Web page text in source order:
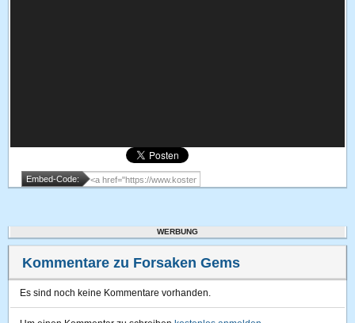
Embed-Code:
WERBUNG
Kommentare zu Forsaken Gems
Es sind noch keine Kommentare vorhanden.